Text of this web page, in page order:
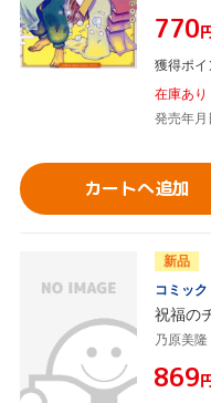
¥770
獲得ポイ
在庫あり
発売年
カートへ追加
新品
コミック
祝福の
乃原美隆
¥869